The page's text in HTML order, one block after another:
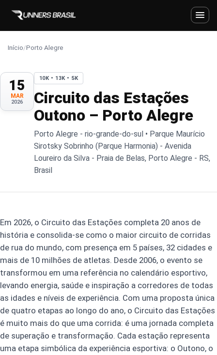
Início/Porto Alegre
15
MAR
2026
10K • 13K • 5K
Circuito das Estações
Outono – Porto Alegre
Porto Alegre - rio-grande-do-sul • Parque Maurício
Sirotsky Sobrinho (Parque Harmonia) - Avenida
Loureiro da Silva - Praia de Belas, Porto Alegre - RS,
Brasil
Em 2026, o Circuito das Estações completa 20 anos de
história e consolida-se como o maior circuito de corridas
de rua do mundo, com presença em 5 países, 32 cidades e
mais de 10 milhões de atletas. Desde 2006, o evento se
transformou em uma referência no calendário esportivo,
levando energia, saúde e inspiração a corredores de todas
as idades e níveis de experiência. Com uma proposta única
de quatro etapas ao longo do ano, o Circuito das Estações
é muito mais do que uma corrida: é uma jornada completa
de superação e transformação. Cada estação representa
uma etapa simbólica da experiência esportiva: o Outono, o